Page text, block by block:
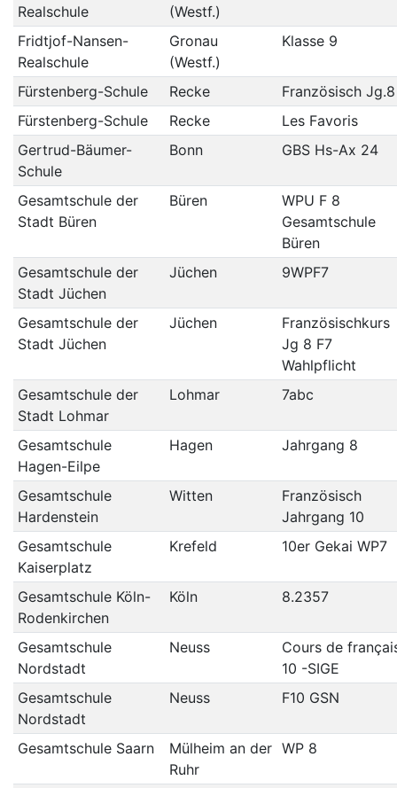
Realschule
(Westf.)
Fridtjof-Nansen-
Realschule
Gronau
(Westf.)
Klasse 9
Fürstenberg-Schule Recke
Französisch Jg.8
Fürstenberg-Schule
Recke
Les Favoris
Gertrud-Bäumer-
Schule
Bonn GBS Hs-Ax 24
Gesamtschule der
Stadt Büren
Büren
WPU F 8
Gesamtschule
Büren
Gesamtschule der
Stadt Jüchen
Jüchen 9WPF7
Gesamtschule der
Stadt Jüchen
Jüchen
Französischkurs
Jg 8 F7
Wahlpflicht
Gesamtschule der
Stadt Lohmar
Lohmar 7abc
Gesamtschule
Hagen-Eilpe
Hagen Jahrgang 8
Gesamtschule
Hardenstein
Witten
Französisch
Jahrgang 10
Gesamtschule
Kaiserplatz
Krefeld 10er Gekai WP7
Gesamtschule Köln-
Rodenkirchen
Köln 8.2357
Gesamtschule
Nordstadt
Neuss
Cours de
10 -SIGE
Gesamtschule
Nordstadt
Neuss F10 GSN
Gesamtschule Saarn
Mülheim an der
Ruhr
WP 8